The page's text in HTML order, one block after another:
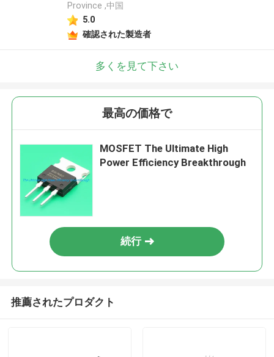
Province ,中国
5.0
確認された製造者
多くを見て下さい
最高の価格で
MOSFET The Ultimate High
Power Efficiency Breakthrough
続行
推薦されたプロダクト